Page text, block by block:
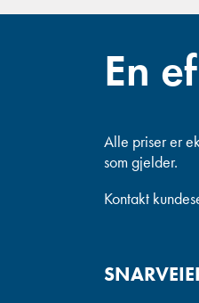
En
Alle priser er
som gjelder.
Kontakt